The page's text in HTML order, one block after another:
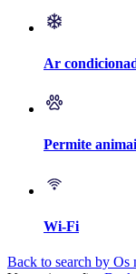
Ar
Permite
Wi-Fi
Back to search by Os